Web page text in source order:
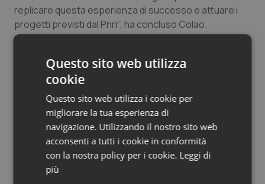
Salute orale & impianti
Tiroide
Tumore al seno
Tumore ovarico
Tumori del Polmone & Testa Collo
replicare questa esperienza di successo e attuare i
progetti previsti dal Pnrr”, ha concluso Colao.
09 Settembre 2022
© Riproduzione riservata
Potrebbe interessarti in
Questo sito web utilizza
cookie
Questo sito web utilizza i cookie per
migliorare la tua esperienza di
navigazione. Utilizzando il nostro sito web
acconsenti a tutti i cookie in conformità
con la nostra policy per i cookie. Leggi di
più